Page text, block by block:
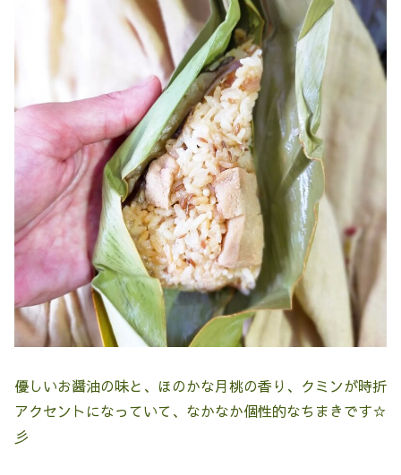
優しいお醤油の味と、ほのかな月桃の香り、クミンが時折
アクセントになっていて、なかなか個性的なちまきです☆
彡